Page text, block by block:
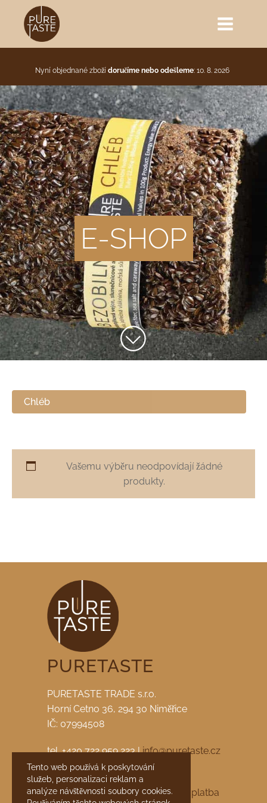
Nyní objednané zboží doručíme nebo odešleme: 10. 8. 2026
E-SHOP
Chléb
Vašemu výběru neodpovídají žádné
produkty.
PURETASTE
PURETASTE TRADE s.r.o.
Horní Cetno 36, 294 30 Niměřice
IČ: 07994508
tel. +420 722 959 223 |info@puretaste.cz
facebook|instagram
Obchodní podmínky Doprava a platba
Tento web používá k poskytování
služeb, personalizaci reklam a
analýze návštěvnosti soubory cookies.